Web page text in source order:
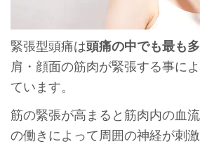
緊張型頭痛は頭痛の中でも最も多
肩・顔面の筋肉が緊張する事に
ています。
筋の緊張が高まると筋肉内の血
の働きによって周囲の神経が刺